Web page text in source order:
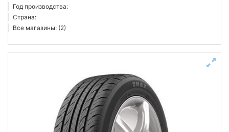
Год производства:
Страна:
Все магазины: (2)
Pirelli
Austone
Berlin Tires
Тип транспортного средства
Усиленная шина
Год производства